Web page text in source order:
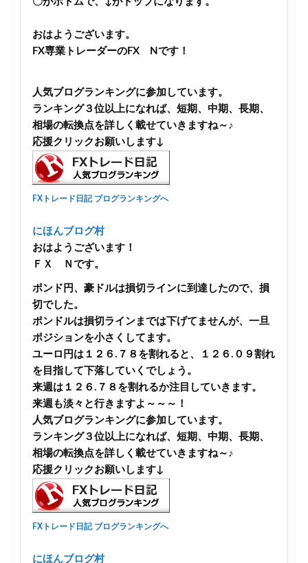
おはようございます。
FX専業トレーダーのFX Nです！
人気ブログランキングに参加しています。
ランキング３位以上になれば、短期、中期、長期、
相場の転換点を詳しく載せていきますね～♪
応援クリックお願いします↓
FXトレード日記 ブログランキングへ
にほんブログ村
おはようございます！
ＦＸ Ｎです。
ポンド円、豪ドルは損切ラインに到達したので、損
切でした。
ポンドルは損切ラインまでは下げてませんが、一旦
ポジションを小さくしてます。
ユーロ円は１２６.７８を割れると、１２６.０９割れ
を目指して下落していくでしょう。
来週は１２６.７８を割れるか注目していきます。
来週も淡々と行きますよ～～～！
人気ブログランキングに参加しています。
ランキング３位以上になれば、短期、中期、長期、
相場の転換点を詳しく載せていきますね～♪
応援クリックお願いします↓
FXトレード日記 ブログランキングへ
にほんブログ村